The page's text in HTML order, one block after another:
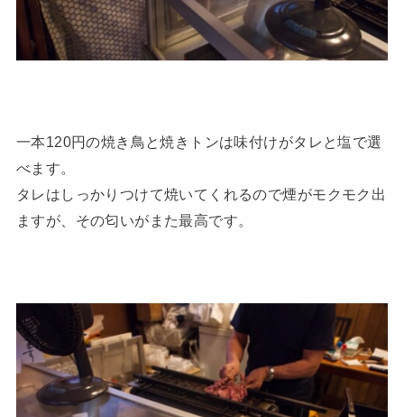
一本120円の焼き鳥と焼きトンは味付けがタレと塩で選
べます。
タレはしっかりつけて焼いてくれるので煙がモクモク出
ますが、その匂いがまた最高です。